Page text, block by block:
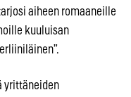
aiheen romaaneille
kuuluisan
yrittäneiden